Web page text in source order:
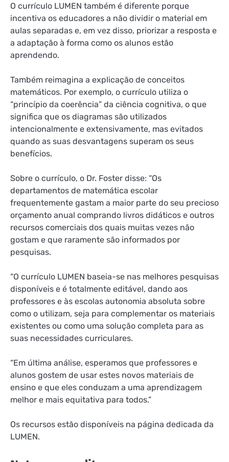
O currículo LUMEN também é diferente porque
incentiva os educadores a não dividir o material em
aulas separadas e, em vez disso, priorizar a resposta e
a adaptação à forma como os alunos estão
aprendendo.
Também reimagina a explicação de conceitos
matemáticos. Por exemplo, o currículo utiliza o
“princípio da coerência” da ciência cognitiva, o que
significa que os diagramas são utilizados
intencionalmente e extensivamente, mas evitados
quando as suas desvantagens superam os seus
benefícios.
Sobre o currículo, o Dr. Foster disse: “Os
departamentos de matemática escolar
frequentemente gastam a maior parte do seu precioso
orçamento anual comprando livros didáticos e outros
recursos comerciais dos quais muitas vezes não
gostam e que raramente são informados por
pesquisas.
“O currículo LUMEN baseia-se nas melhores pesquisas
disponíveis e é totalmente editável, dando aos
professores e às escolas autonomia absoluta sobre
como o utilizam, seja para complementar os materiais
existentes ou como uma solução completa para as
suas necessidades curriculares.
“Em última análise, esperamos que professores e
alunos gostem de usar estes novos materiais de
ensino e que eles conduzam a uma aprendizagem
melhor e mais equitativa para todos.”
Os recursos estão disponíveis na página dedicada da
LUMEN.